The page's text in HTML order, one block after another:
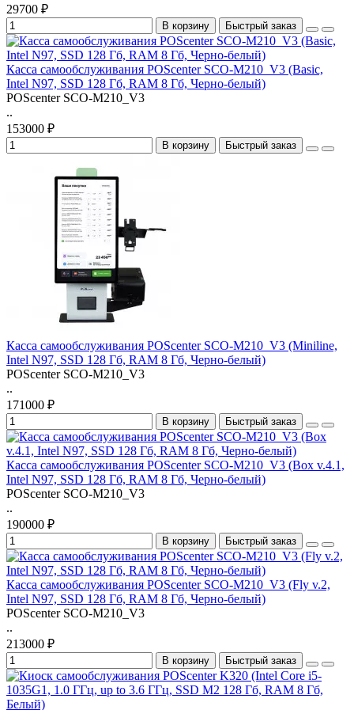
29700 ₽
В корзину Быстрый заказ
Касса самообслуживания POScenter SCO-M210_V3 (Basic,
Intel N97, SSD 128 Гб, RAM 8 Гб, Черно-белый)
POScenter SCO-M210_V3
..
153000 ₽
В корзину Быстрый заказ
Касса самообслуживания POScenter SCO-M210_V3 (Miniline,
Intel N97, SSD 128 Гб, RAM 8 Гб, Черно-белый)
POScenter SCO-M210_V3
..
171000 ₽
В корзину Быстрый заказ
Касса самообслуживания POScenter SCO-M210_V3 (Box v.4.1,
Intel N97, SSD 128 Гб, RAM 8 Гб, Черно-белый)
POScenter SCO-M210_V3
..
190000 ₽
В корзину Быстрый заказ
Касса самообслуживания POScenter SCO-M210_V3 (Fly v.2,
Intel N97, SSD 128 Гб, RAM 8 Гб, Черно-белый)
POScenter SCO-M210_V3
..
213000 ₽
В корзину Быстрый заказ